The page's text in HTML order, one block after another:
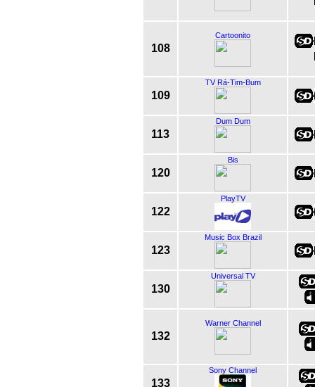
108
Cartoonito
109
TV Rá-Tim-Bum
113
Dum Dum
120
Bis
122
PlayTV
123
Music Box Brazil
130
Universal TV
132
Warner Channel
133
Sony Channel